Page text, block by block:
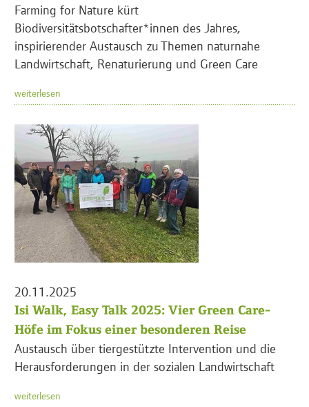
Farming for Nature kürt
Biodiversitätsbotschafter*innen des Jahres,
inspirierender Austausch zu Themen naturnahe
Landwirtschaft, Renaturierung und Green Care
weiterlesen
20.11.2025
Isi Walk, Easy Talk 2025: Vier Green Care-
Höfe im Fokus einer besonderen Reise
Austausch über tiergestützte Intervention und die
Herausforderungen in der sozialen Landwirtschaft
weiterlesen